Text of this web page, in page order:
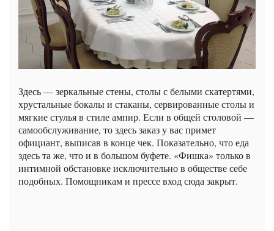
Здесь — зеркальные стены, столы с белыми скатертями,
хрустальные бокалы и стаканы, сервированные столы и
мягкие стулья в стиле ампир. Если в общей столовой —
самообслуживание, то здесь заказ у вас примет
официант, выписав в конце чек. Показательно, что еда
здесь та же, что и в большом буфете. «Фишка» только в
интимной обстановке исключительно в обществе себе
подобных. Помощникам и прессе вход сюда закрыт.